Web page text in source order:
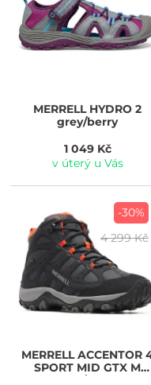
MERRELLHYDRO 2
grey/berry
1 049 Kč
v úterý u Vás
-30%
4 299 Kč
MERRELLACCENTOR
SPORT MID GTX M
black/firetail